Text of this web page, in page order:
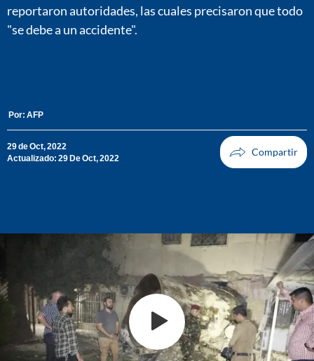
reportaron autoridades, las cuales precisaron que todo
"se debe a un accidente".
Por: AFP
29 de Oct, 2022
Actualizado: 29 De Oct, 2022